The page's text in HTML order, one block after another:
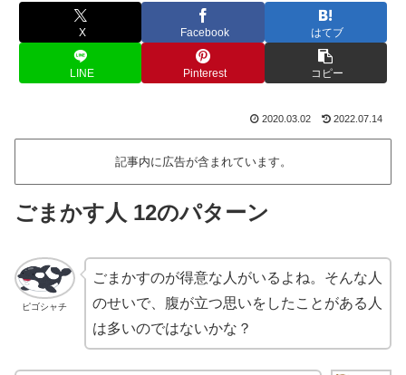
X Facebook はてブ
LINE Pinterest コピー
2020.03.02 2022.07.14
記事内に広告が含まれています。
ごまかす人 12のパターン
ピゴシャチ
ごまかすのが得意な人がいるよね。そんな人
のせいで、腹が立つ思いをしたことがある人
は多いのではないかな？